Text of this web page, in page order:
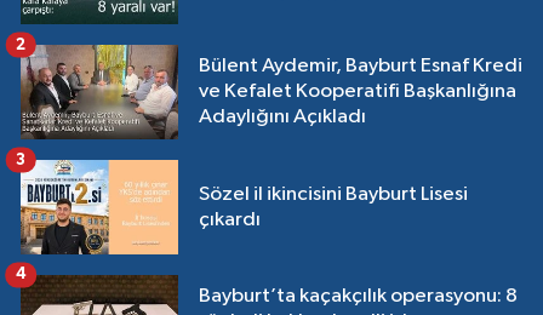
Bülent Aydemir, Bayburt Esnaf Kredi
ve Kefalet Kooperatifi Başkanlığına
Adaylığını Açıkladı
2
Sözel il ikincisini Bayburt Lisesi
çıkardı
3
Bayburt’ta kaçakçılık operasyonu: 8
4